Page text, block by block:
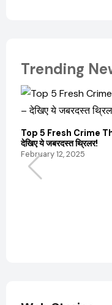
Trending
Top 5 Fresh Crime
देखिए ये जबरदस्त थ्रिलर!
February 12, 2025